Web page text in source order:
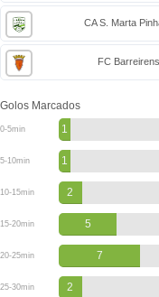
CA S. Marta
FC
Golos Marcados
0-5min 1
5-10min 1
10-15min 2
15-20min 5
20-25min 7
25-30min 2